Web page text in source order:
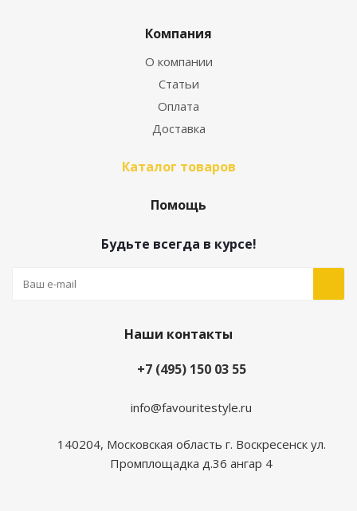
Компания
О компании
Статьи
Оплата
Доставка
Каталог товаров
Помощь
Будьте всегда в курсе!
Наши контакты
+7 (495) 150 03 55
info@favouritestyle.ru
140204, Московская область г. Воскресенск ул.
Промплощадка д.36 ангар 4